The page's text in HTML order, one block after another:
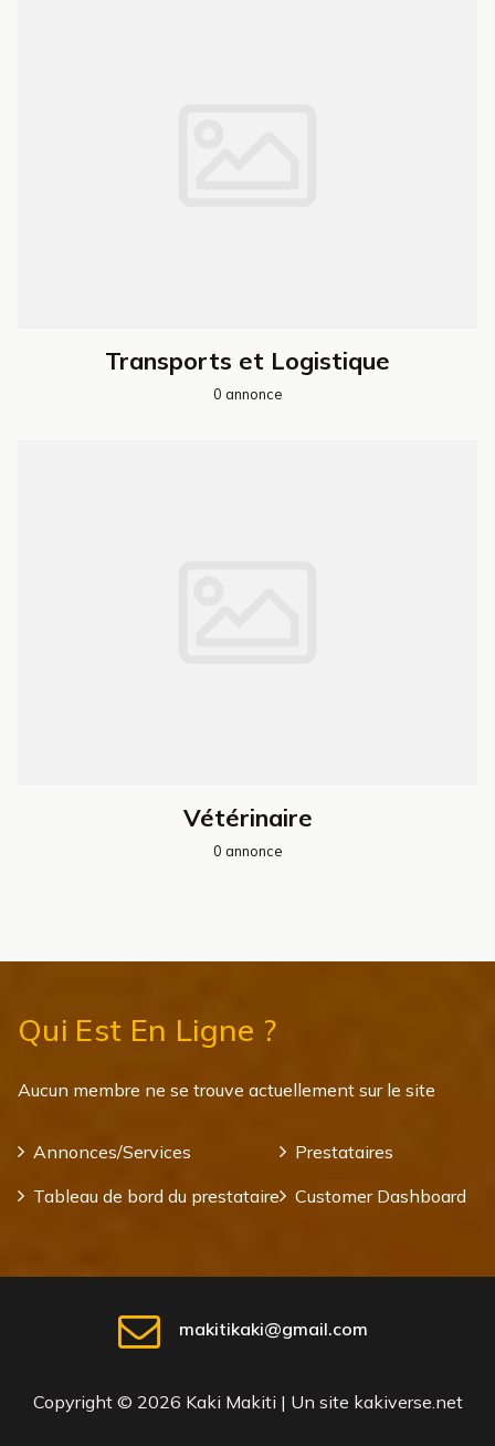
Transports et Logistique
0 annonce
Vétérinaire
0 annonce
Qui Est En Ligne ?
Aucun membre ne se trouve actuellement sur le site
Annonces/Services
Prestataires
Tableau de bord du prestataire
Customer Dashboard
makitikaki@gmail.com
Copyright © 2026 Kaki Makiti | Un site kakiverse.net